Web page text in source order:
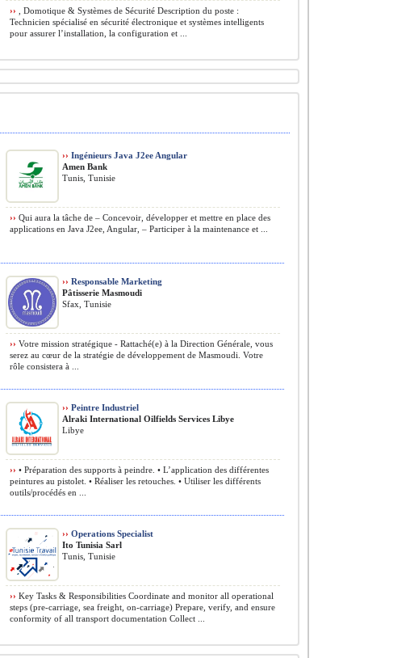
›› , Domotique & Systèmes de Sécurité Description du poste :
Technicien spécialisé en sécurité électronique et systèmes intelligents
pour assurer l’installation, la configuration et ...
›› Ingénieurs Java J2ee Angular
Amen Bank
Tunis, Tunisie
›› Qui aura la tâche de – Concevoir, développer et mettre en place des
applications en Java J2ee, Angular, – Participer à la maintenance et ...
›› Responsable Marketing
Pâtisserie Masmoudi
Sfax, Tunisie
›› Votre mission stratégique - Rattaché(e) à la Direction Générale, vous
serez au cœur de la stratégie de développement de Masmoudi. Votre
rôle consistera à ...
›› Peintre Industriel
Alraki International Oilfields Services Libye
Libye
›› • Préparation des supports à peindre. • L’application des différentes
peintures au pistolet. • Réaliser les retouches. • Utiliser les différents
outils/procédés en ...
›› Operations Specialist
Ito Tunisia Sarl
Tunis, Tunisie
›› Key Tasks & Responsibilities Coordinate and monitor all operational
steps (pre-carriage, sea freight, on-carriage) Prepare, verify, and ensure
conformity of all transport documentation Collect ...